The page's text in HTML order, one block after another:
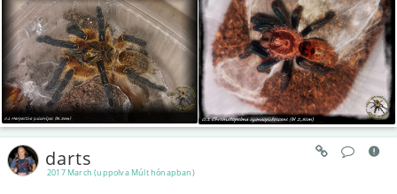
2017 March (uppolva Múlt hónapban)
darts